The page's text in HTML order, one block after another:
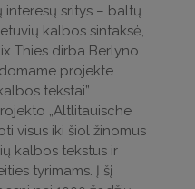
interesų sritys – baltų
kalbos sintaksė,
Thies dirba Berlyno
projekte
tekstai”
„Altlitauische
visus iki šiol žinomus
kalbos tekstus ir
tyrimams. Į šį